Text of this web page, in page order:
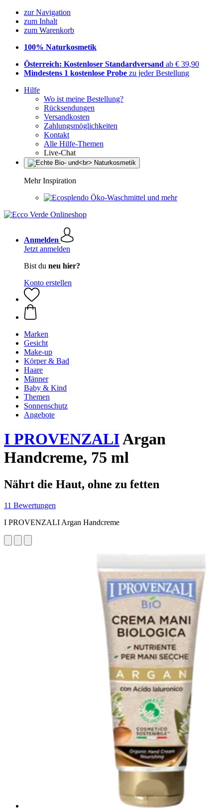
zur Navigation
zum Inhalt
zum Warenkorb
100% Naturkosmetik
Österreich: Kostenloser Standardversand ab € 39,90
Mindestens 1 kostenlose Probe zu jeder Bestellung
Hilfe
Wo ist meine Bestellung?
Rücksendungen
Versandkosten
Zahlungsmöglichkeiten
Kontakt
Alle Hilfe-Themen
Live-Chat
Mehr Inspiration
Öko-Waschmittel und mehr
Anmelden
Jetzt anmelden
Bist du neu hier?
Konto erstellen
Marken
Gesicht
Make-up
Körper & Bad
Haare
Männer
Baby & Kind
Themen
Sonnenschutz
Angebote
I PROVENZALIArgan
Handcreme, 75 ml
Nährt die Haut, ohne zu fetten
11 Bewertungen
I PROVENZALI Argan Handcreme